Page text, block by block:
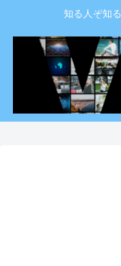
知る人ぞ知